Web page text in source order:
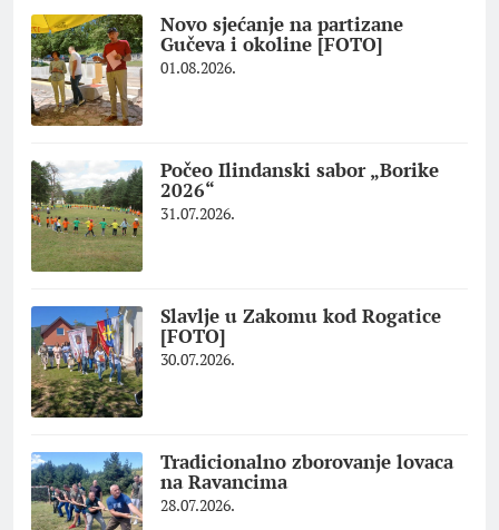
Novo sjećanje na partizane
Gučeva i okoline [FOTO]
01.08.2026.
Počeo Ilindanski sabor „Borike
2026“
31.07.2026.
Slavlje u Zakomu kod Rogatice
[FOTO]
30.07.2026.
Tradicionalno zborovanje lovaca
na Ravancima
28.07.2026.